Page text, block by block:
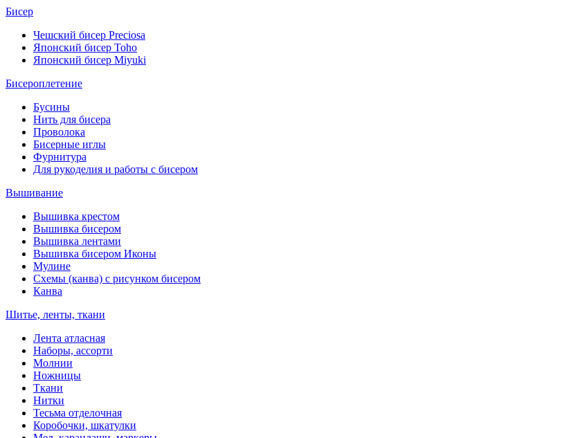
Бисер
Чешский бисер Preciosa
Японский бисер Toho
Японский бисер Miyuki
Бисероплетение
Бусины
Нить для бисера
Проволока
Бисерные иглы
Фурнитура
Для рукоделия и работы с бисером
Вышивание
Вышивка крестом
Вышивка бисером
Вышивка лентами
Вышивка бисером Иконы
Мулине
Схемы (канва) с рисунком бисером
Канва
Шитье, ленты, ткани
Лента атласная
Наборы, ассорти
Молнии
Ножницы
Ткани
Нитки
Тесьма отделочная
Коробочки, шкатулки